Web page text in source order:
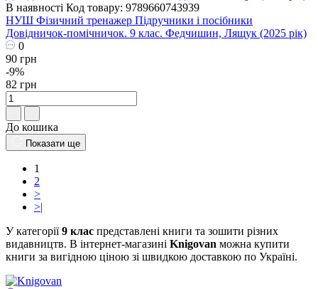
В наявності Код товару: 9789660743939
НУШ Фізичний тренажер Підручники і посібники
Довідничок-помічничок. 9 клас. Федчишин, Лящук (2025 рік)
0
90 грн
-9%
82 грн
До кошика
Показати ще
1
2
>
>|
У категорії9 клас представлені книги та зошити різних
видавництв. В інтернет-магазині Knigovan можна купити
книги за вигідною ціною зі швидкою доставкою по Україні.